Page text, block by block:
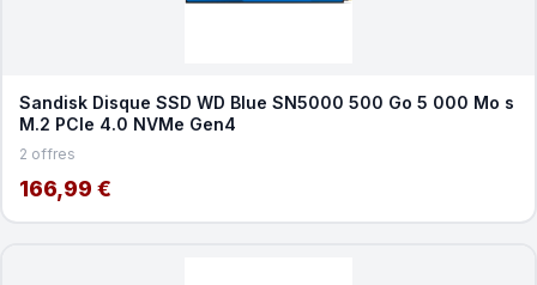
Sandisk Disque SSD WD Blue SN5000 500 Go 5 000 Mo s
M.2 PCIe 4.0 NVMe Gen4
2 offres
166,99 €